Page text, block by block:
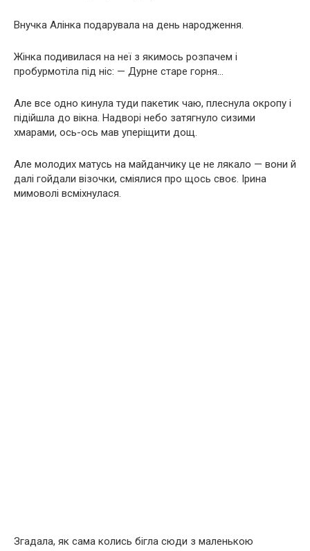
Внучка Алінка подарувала на день народження.
Жінка подивилася на неї з якимось розпачем і
пробурмотіла під ніс: — Дурне старе горня…
Але все одно кинула туди пакетик чаю, плеснула окропу і
підійшла до вікна. Надворі небо затягнуло сизими
хмарами, ось-ось мав уперіщити дощ.
Але молодих матусь на майданчику це не лякало — вони й
далі гойдали візочки, сміялися про щось своє. Ірина
мимоволі всміхнулася.
Згадала, як сама колись бігла сюди з маленькою